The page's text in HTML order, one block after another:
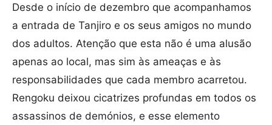
Desde o início de dezembro que acompanhamos
a entrada de Tanjiro e os seus amigos no mundo
dos adultos. Atenção que esta não é uma alusão
apenas ao local, mas sim às ameaças e às
responsabilidades que cada membro acarretou.
Rengoku deixou cicatrizes profundas em todos os
assassinos de demónios, e esse elemento